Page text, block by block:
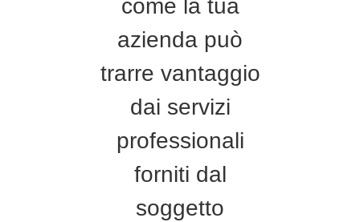
come la tua
azienda può
trarre vantaggio
dai servizi
professionali
forniti dal
soggetto